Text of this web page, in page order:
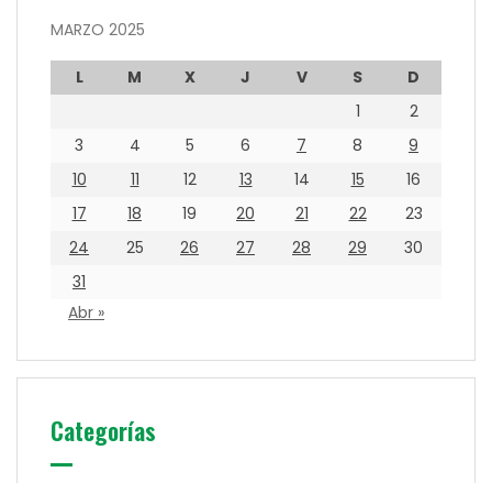
MARZO 2025
L M X J V S
D
1
2
3
4 5 6 7 8
9
10
11 12 13 14 15
16
17
18 19 20 21 22
23
24
25 26 27 28 29
30
31
Abr »
Categorías